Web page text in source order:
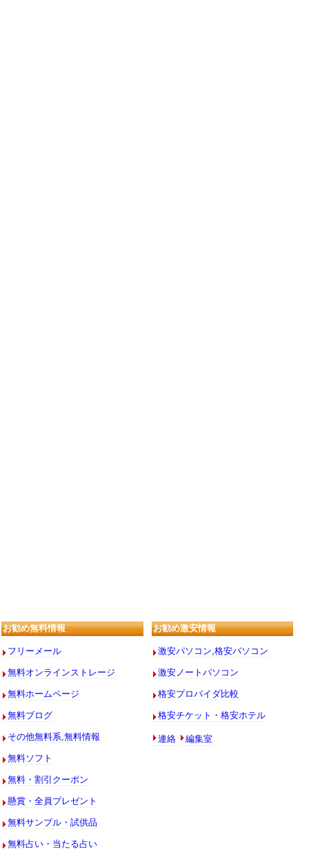
お勧め無料情報
フリーメール
無料オンラインストレージ
無料ホームページ
無料ブログ
その他無料系,無料情報
無料ソフト
無料・割引クーポン
懸賞・全員プレゼント
無料サンプル・試供品
無料占い・当たる占い
お勧め激安情報
激安パソコン,格安パソコン
激安ノートパソコン
格安プロバイダ比較
格安チケット・格安ホテル
連絡 編集室